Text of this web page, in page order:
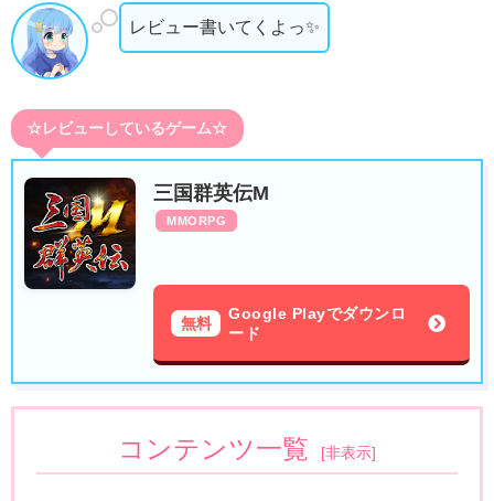
レビュー書いてくよっ✨
☆レビューしているゲーム☆
三国群英伝M
MMORPG
無料
Google Playでダウンロ
ード
コンテンツ一覧 [非表示]